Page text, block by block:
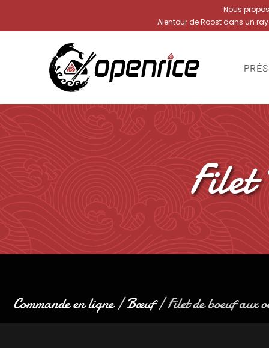
Nous
Alentour de Roost dans un
Filet
Commande en ligne/Bœuf/ Filet de boeuf aux